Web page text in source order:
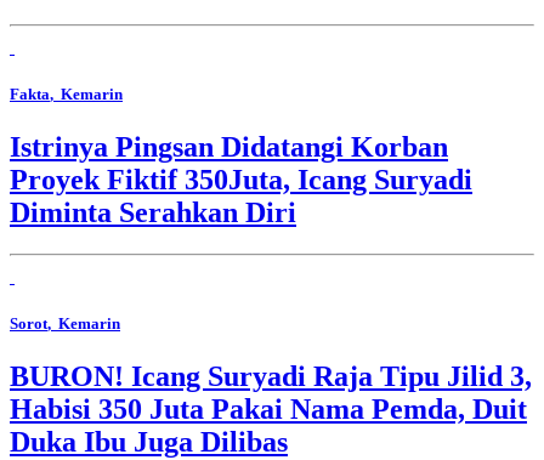
Fakta, Kemarin
Istrinya Pingsan Didatangi Korban
Proyek Fiktif 350Juta, Icang Suryadi
Diminta Serahkan Diri
Sorot, Kemarin
BURON! Icang Suryadi Raja Tipu Jilid 3,
Habisi 350 Juta Pakai Nama Pemda, Duit
Duka Ibu Juga Dilibas